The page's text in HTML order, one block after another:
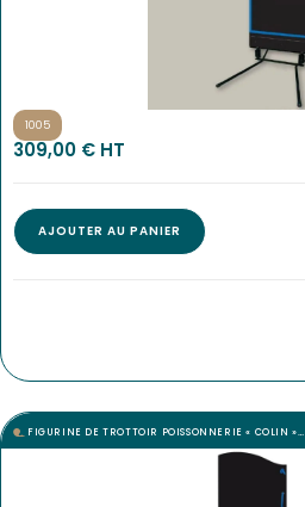
1005
309,00 € HT
AJOUTER AU PANIER
FIGURINE DE TROTTOIR POISSONNERIE « COLIN »…